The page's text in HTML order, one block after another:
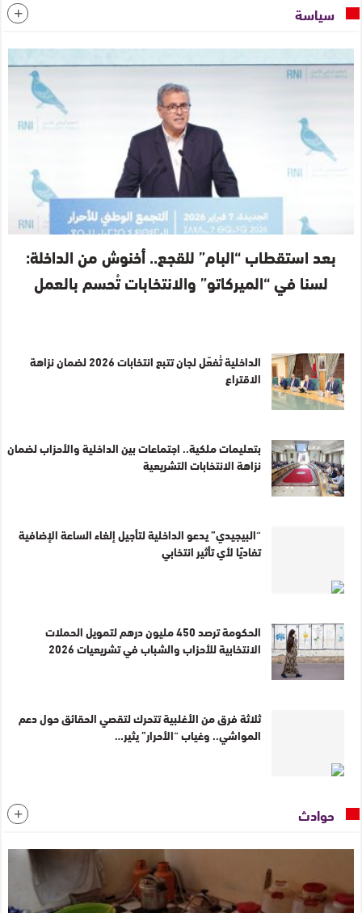
سياسة
بعد استقطاب “البام” للقجع.. أخنوش من الداخلة:
لسنا في “الميركاتو” والانتخابات تُحسم بالعمل
الداخلية تُفعّل لجان تتبع انتخابات 2026 لضمان نزاهة
الاقتراع
بتعليمات ملكية.. اجتماعات بين الداخلية والأحزاب لضمان
نزاهة الانتخابات التشريعية
“البيجيدي” يدعو الداخلية لتأجيل إلغاء الساعة الإضافية
تفاديًا لأي تأثير انتخابي
الحكومة ترصد 450 مليون درهم لتمويل الحملات
الانتخابية للأحزاب والشباب في تشريعيات 2026
ثلاثة فرق من الأغلبية تتحرك لتقصي الحقائق حول دعم
المواشي.. وغياب “الأحرار” يثير…
حوادث